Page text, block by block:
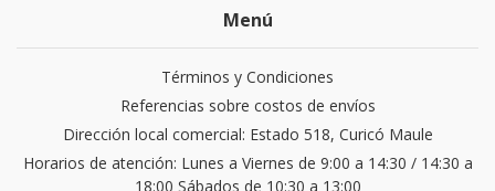
Menú
Términos y Condiciones
Referencias sobre costos de envíos
Dirección local comercial: Estado 518, Curicó Maule
Horarios de atención: Lunes a Viernes de 9:00 a 14:30 / 14:30 a
18:00 Sábados de 10:30 a 13:00